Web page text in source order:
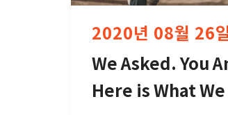
2020년 08월 26
We Asked. You
Here is What